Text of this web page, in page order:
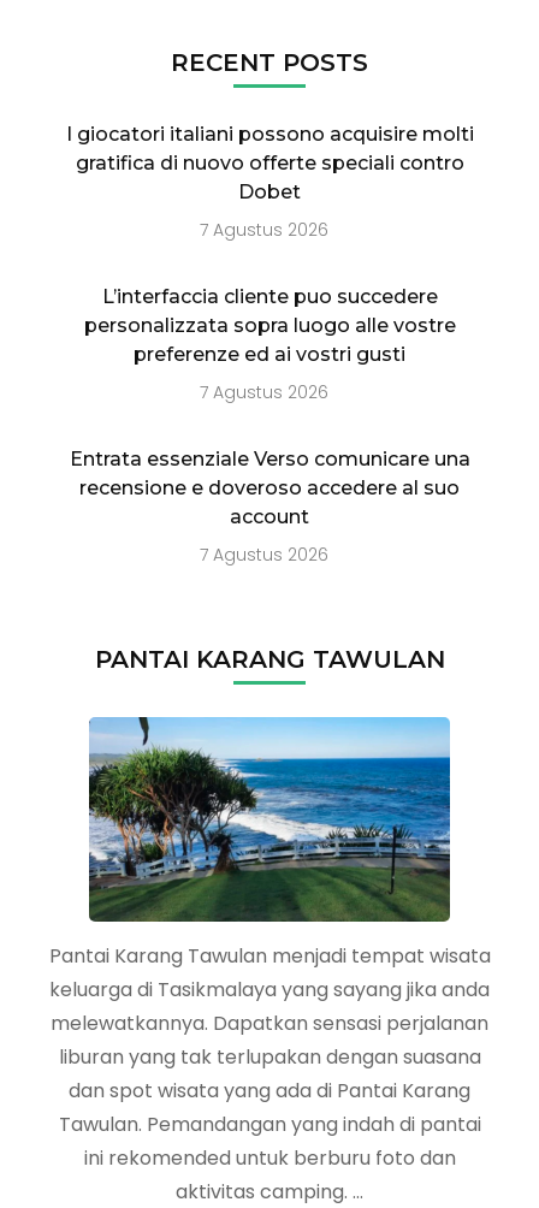
RECENT POSTS
I giocatori italiani possono acquisire molti
gratifica di nuovo offerte speciali contro
Dobet
7 Agustus 2026
L’interfaccia cliente puo succedere
personalizzata sopra luogo alle vostre
preferenze ed ai vostri gusti
7 Agustus 2026
Entrata essenziale Verso comunicare una
recensione e doveroso accedere al suo
account
7 Agustus 2026
PANTAI KARANG TAWULAN
Pantai Karang Tawulan menjadi tempat wisata
keluarga di Tasikmalaya yang sayang jika anda
melewatkannya. Dapatkan sensasi perjalanan
liburan yang tak terlupakan dengan suasana
dan spot wisata yang ada di Pantai Karang
Tawulan. Pemandangan yang indah di pantai
ini rekomended untuk berburu foto dan
aktivitas camping. …